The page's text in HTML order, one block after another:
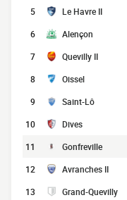
5 Le Havre II
6 Alençon
7 Quevilly II
8 Oissel
9 Saint-Lô
10 Dives
11 Gonfreville
12
Avranches II
13 Grand-Quevilly